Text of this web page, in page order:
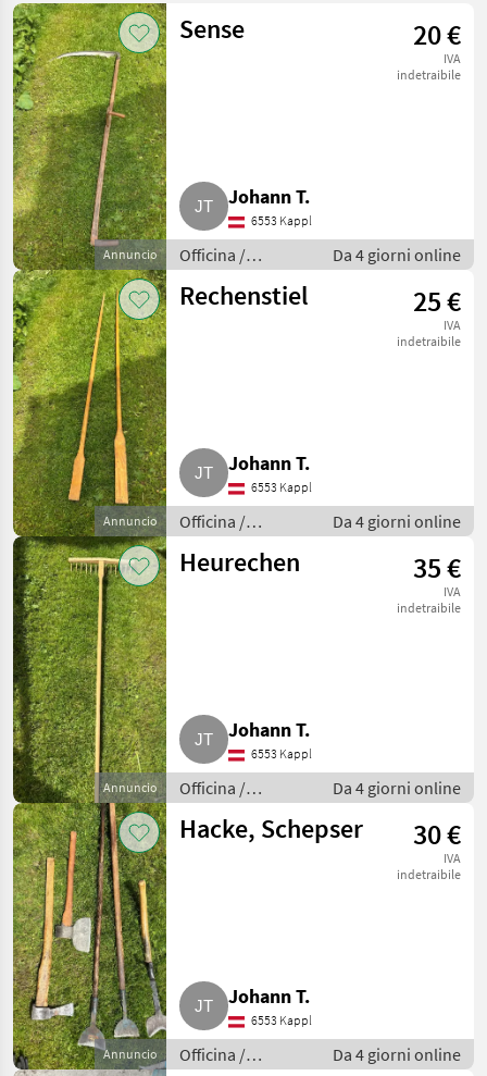
Annuncio
Sense 20 €
IVA
indetraibile
Johann T.
6553 Kappl
Officina /
Attrezzeria
Da 4 giorni online
Annuncio
Rechenstiel 25 €
IVA
indetraibile
Johann T.
6553 Kappl
Officina /
Attrezzeria
Da 4 giorni online
Annuncio
Heurechen 35 €
IVA
indetraibile
Johann T.
6553 Kappl
Officina /
Attrezzeria
Da 4 giorni online
Annuncio
Hacke, Schepser 30 €
IVA
indetraibile
Johann T.
6553 Kappl
Officina /
Da 4 giorni online